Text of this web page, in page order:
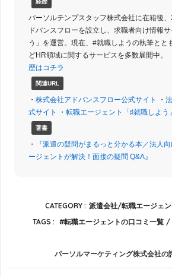
経歴
パーソルテンプスタッフ株式会社に在籍後
ドバンスフローを設立し、求職者向け情報
う」を運営。現在、#就職しようの執筆とと
どHR領域に関するサービスを多数展開中。
歴はコチラ
関連URL
・ 株式会社アドバンスフロー公式サイト ・
式サイト
・ 転職エージェント「♯就職しよう
著書
・ 『派遣の疑問がまるっと分かる本／法人向
ージェントが解決！面接の疑問 Q&A』
CATEGORY : 派遣会社/転職エージェ
TAGS :
転職エージェントの口コミ一覧
パーソルマーケティング株式会社の